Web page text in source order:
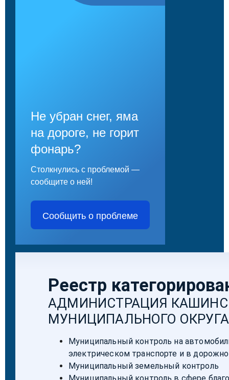
Не убран снег, яма
на дороге, не горит
фонарь?
Столкнулись с проблемой —
сообщите о ней!
Сообщить о проблеме